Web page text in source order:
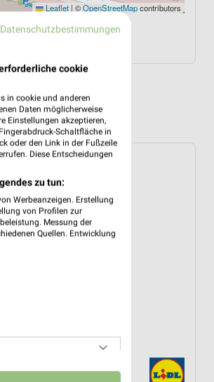
Leaflet | ©OpenStreetMapcontributors
MIT GOOGLE/IOS MAPS
ab Mo. den 03.08.
Datenschutzbestimmungen
cookie
in cookie und anderen
Daten möglicherweise
Einstellungen akzeptieren,
Schaltfläche in
oder den Link in der Fußzeile
Diese Entscheidungen
zu tun:
Werbeanzeigen. Erstellung
von Profilen zur
Messung der
Quellen. Entwicklung